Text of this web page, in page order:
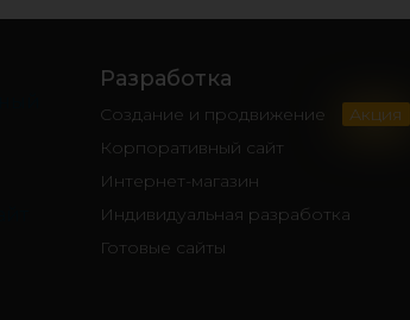
Разработка
Создание и продвижение
Акция
Корпоративный сайт
Интернет-магазин
Индивидуальная разработка
Готовые сайты